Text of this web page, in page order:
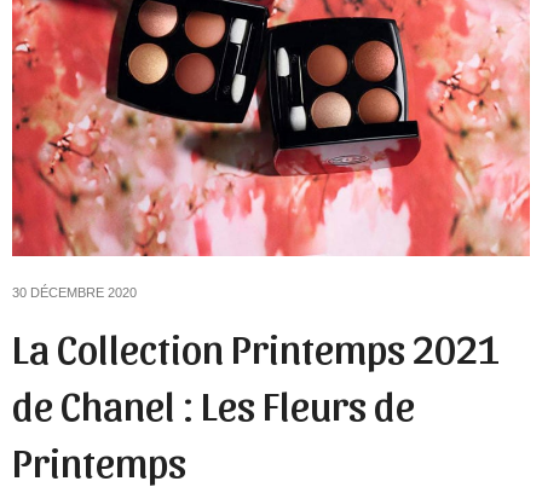
30 DÉCEMBRE 2020
La Collection Printemps 2021
de Chanel : Les Fleurs de
Printemps